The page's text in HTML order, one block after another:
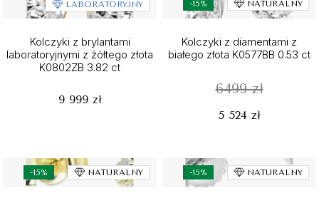
LABORATORYJNY
Kolczyki z brylantami
laboratoryjnymi z żółtego złota
K0802ZB 3.82 ct
9 999 zł
-15% NATURALNY
Kolczyki z diamentami z
białego złota K0577BB 0.53 ct
6499 zł
5 524 zł
-15% NATURALNY -15% NATURALNY